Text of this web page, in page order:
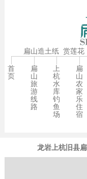
扁山造土纸 赏莲花
首
页
扁
山
旅
游
线
路
上
杭
水
库
钓
鱼
场
扁
山
农
家
乐
住
宿
龙岩上杭旧县